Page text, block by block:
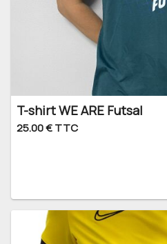
T-shirt WE ARE Futsal
25.00 € TTC